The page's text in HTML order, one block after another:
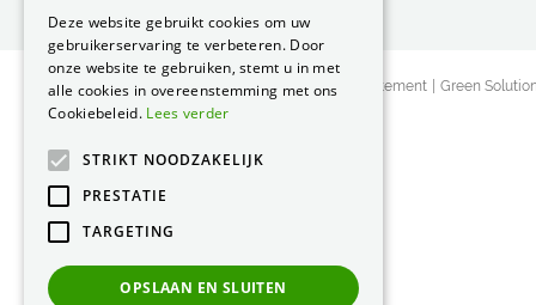
© Peacock Garden Supports Privacy Statement Green
Deze website gebruikt cookies om uw
gebruikerservaring te verbeteren. Door
onze website te gebruiken, stemt u in met
alle cookies in overeenstemming met ons
Cookiebeleid. Lees verder
STRIKT NOODZAKELIJK
PRESTATIE
TARGETING
OPSLAAN EN SLUITEN